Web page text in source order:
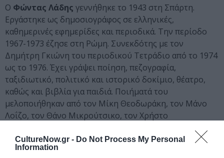
CultureNow.gr - Do Not Process My Personal
Information
Ο Φώντας Λάδης γεννήθηκε το 1943 στη Σπάρτη.
Εργάστηκε ως δημοσιογράφος σε ελληνικές,
καθημερινές εφημερίδες και περιοδικά. Την περίοδο
1967-1973 έζησε στη Ρώμη. Συνεκδότης με τον
Δημήτρη Γκιώνη του περιοδικού Τετράδιο από το 1974
ως το 1976. Έχει γράψει ποίηση, πεζογραφία,
ταξιδιωτικό, πολιτικό και ιστορικό δοκίμιο, θέατρο,
καθώς και βιβλία για παιδιά. Ποιήματά του
μελοποιήθηκαν από τον Μίκη Θεοδωράκη, τον Μάνο
Λοΐζο, τον Θάνο Μικρούτσικο, τον Χρήστο
Δημήτρη Λάγιο και άλλους Έλληνες συνθέτες. Είναι
μέλος της ΕΣΗΕΑ, της Ένωσης Μουσικοσυνθετών και